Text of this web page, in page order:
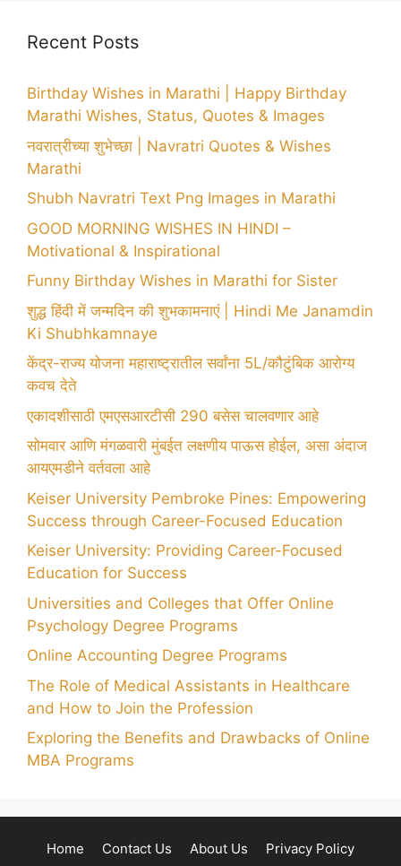
Recent Posts
Birthday Wishes in Marathi | Happy Birthday
Marathi Wishes, Status, Quotes & Images
नवरात्रीच्या शुभेच्छा | Navratri Quotes & Wishes
Marathi
Shubh Navratri Text Png Images in Marathi
GOOD MORNING WISHES IN HINDI –
Motivational & Inspirational
Funny Birthday Wishes in Marathi for Sister
शुद्ध हिंदी में जन्मदिन की शुभकामनाएं | Hindi Me Janamdin
Ki Shubhkamnaye
केंद्र-राज्य योजना महाराष्ट्रातील सर्वांना 5L/कौटुंबिक आरोग्य
कवच देते
एकादशीसाठी एमएसआरटीसी 290 बसेस चालवणार आहे
सोमवार आणि मंगळवारी मुंबईत लक्षणीय पाऊस होईल, असा अंदाज
आयएमडीने वर्तवला आहे
Keiser University Pembroke Pines: Empowering
Success through Career-Focused Education
Keiser University: Providing Career-Focused
Education for Success
Universities and Colleges that Offer Online
Psychology Degree Programs
Online Accounting Degree Programs
The Role of Medical Assistants in Healthcare
and How to Join the Profession
Exploring the Benefits and Drawbacks of Online
MBA Programs
Home Contact Us About Us Privacy Policy